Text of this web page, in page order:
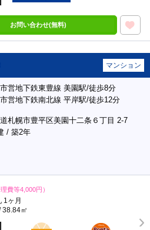
お問い合わせ(無料)
マンション
営地下鉄東豊線 美園駅/徒歩8分
営地下鉄南北線 平岸駅/徒歩12分
札幌市豊平区美園十二条６丁目 2-7
/ 築2年
理費等4,000円）
1ヶ月
38.84㎡
BunChinPAY
ポンタ